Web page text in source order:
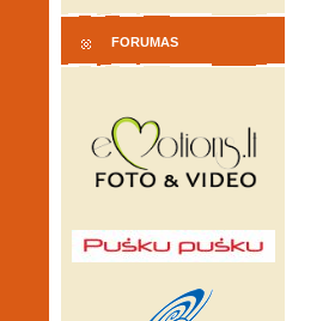
FORUMAS